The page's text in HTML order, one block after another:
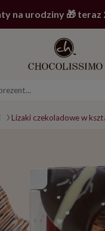
na urodziny 🎁 teraz
Lizaki czekoladowe w